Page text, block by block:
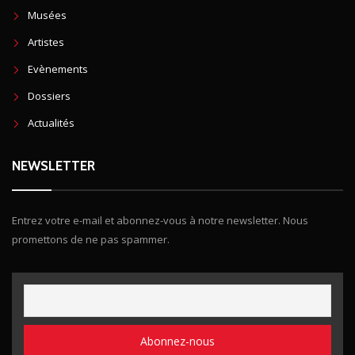
Musées
Artistes
Evènements
Dossiers
Actualités
NEWSLETTER
Entrez votre e-mail et abonnez-vous à notre newsletter. Nous
promettons de ne pas spammer.